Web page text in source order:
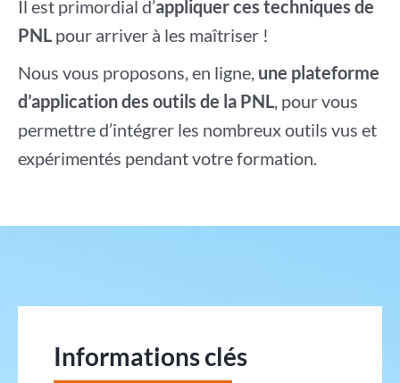
Il est primordial d’appliquer ces techniques de
PNLpour arriver à les maîtriser !
Nous vous proposons, en ligne, une plateforme
d’application des outils de la PNL, pour vous
permettre d’intégrer les nombreux outils vus et
expérimentés pendant votre formation.
Informations clés